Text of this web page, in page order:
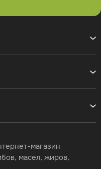
магазин
масел, жиров,